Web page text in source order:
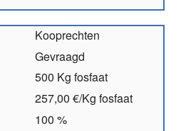
Kooprechten
Gevraagd
500 Kg fosfaat
257,00 €/Kg fosfaat
100 %